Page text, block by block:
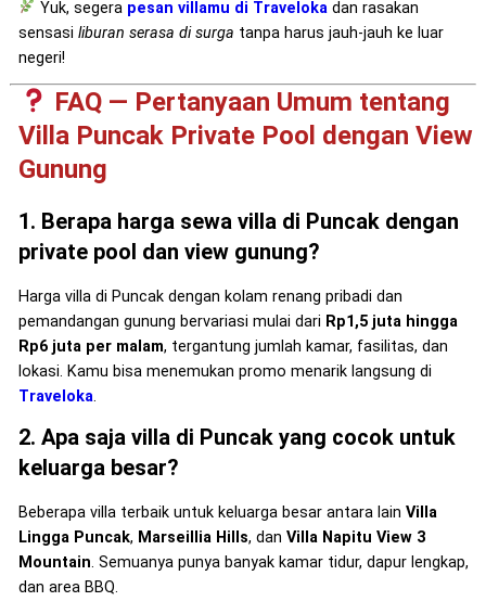
Yuk, segera pesan villamu di Traveloka dan rasakan
sensasi liburan serasa di surga tanpa harus jauh-jauh ke luar
negeri!
FAQ — Pertanyaan Umum tentang
Villa Puncak Private Pool dengan View
Gunung
1. Berapa harga sewa villa di Puncak dengan
private pool dan view gunung?
Harga villa di Puncak dengan kolam renang pribadi dan
pemandangan gunung bervariasi mulai dari Rp1,5 juta hingga
Rp6 juta per malam, tergantung jumlah kamar, fasilitas, dan
lokasi. Kamu bisa menemukan promo menarik langsung di
Traveloka.
2. Apa saja villa di Puncak yang cocok untuk
keluarga besar?
Beberapa villa terbaik untuk keluarga besar antara lain Villa
Lingga Puncak, Marseillia Hills, dan Villa Napitu View 3
Mountain. Semuanya punya banyak kamar tidur, dapur lengkap,
dan area BBQ.